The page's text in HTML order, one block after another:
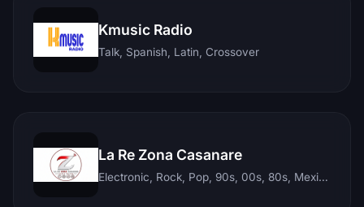
Kmusic Radio
Talk, Spanish, Latin, Crossover
La Re Zona Casanare
Electronic, Rock, Pop, 90s, 00s, 80s, Mexican, Ranchera, Reggaeton, Instrumental, Salsa, Merengue, Tropical, Romantic, Vallenato, Llanera